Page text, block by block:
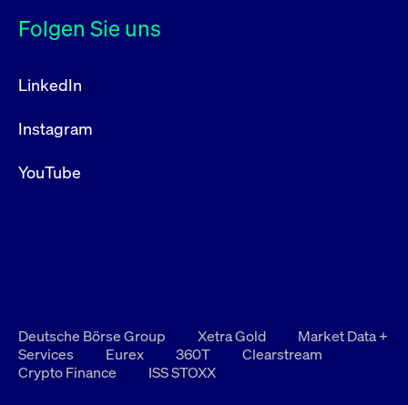
Folgen Sie uns
LinkedIn
Instagram
YouTube
Deutsche Börse Group Xetra Gold
Market Data +
Services
Eurex 360T
Clearstream
Crypto Finance
ISS STOXX